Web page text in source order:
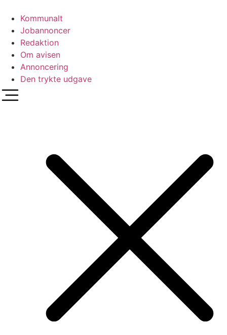
indhold
Kommunalt
Jobannoncer
Redaktion
Om avisen
Annoncering
Den trykte udgave